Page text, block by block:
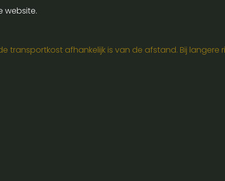
website.
transportkost afhankelijk is van de afstand. Bij